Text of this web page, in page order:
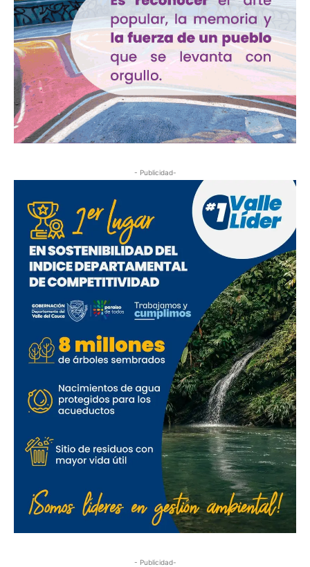
- Publicidad-
- Publicidad-